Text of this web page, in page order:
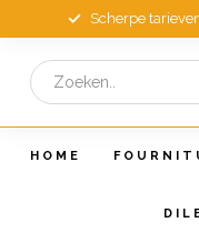
Scherpe
HOME